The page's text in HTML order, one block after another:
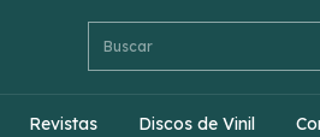
Revistas Discos de Vinil